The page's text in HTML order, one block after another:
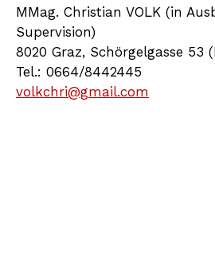
MMag. Christian VOLK (in
Supervision)
8020 Graz, Schörgelgasse 53
Tel.: 0664/8442445
volkchri@gmail.com